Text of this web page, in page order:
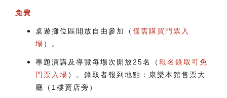
免費
桌遊攤位區開放自由參加（ 僅需購買門票入
場 ）。
專題演講及導覽每場次開放25名（ 報名錄取可免
門票入場 ）。錄取者報到地點：康樂本館售票大
廳（1樓賣店旁）